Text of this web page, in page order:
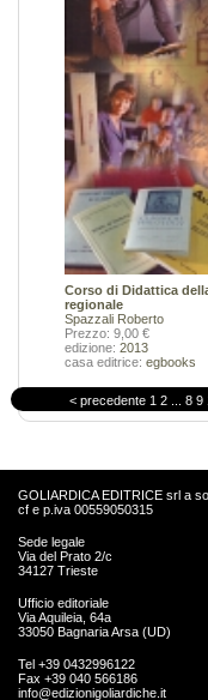
Corso di Didattica
regionale
Spazzali Roberto
Prezzo: 9,00 €
edizione: 2013
casa editrice: egbooks
< precedente 1 2 8 9
GOLIARDICA EDITRICE srl a
cf e p.iva 00559050315
Sede legale
Via del Prato 2/c
34127 Trieste
Ufficio editoriale
Via Aquileia, 64a
33050 Bagnaria Arsa (UD)
Tel +39 0432996122
Fax +39 040 566186
info@edizionigoliardiche.it